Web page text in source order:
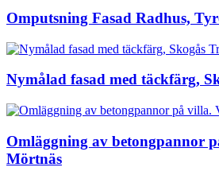
Omputsning Fasad Radhus,
Nymålad fasad med täckfärg,
Omläggning av betongpannor
Mörtnäs